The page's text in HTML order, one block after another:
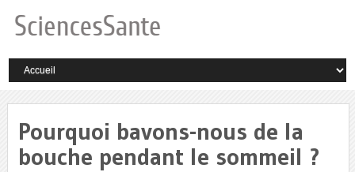
Pourquoi bavons-nous de la
bouche pendant le sommeil ?